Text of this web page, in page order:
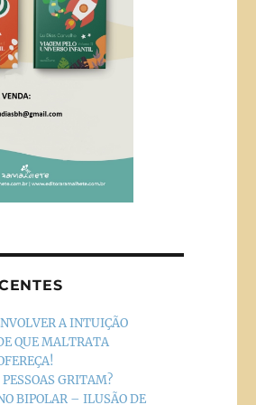
A INTUIÇÃO
QUE MALTRATA
PESSOAS GRITAM?
BIPOLAR – ILUSÃO DE